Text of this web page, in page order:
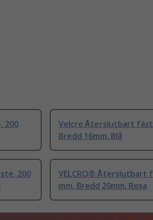
200
Velcro Återslutbart
Bredd 16mm, Blå
200
VELCRO® Återslutbart
mm, Bredd 20mm, Rosa